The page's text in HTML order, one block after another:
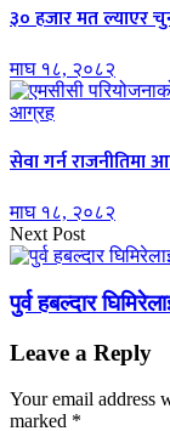
३० हजार मत ल्याएर
माघ १८, २०८२
सेवा गर्न राजनीतिमा
माघ १८, २०८२
Next Post
पुर्व हबल्दार
Leave a Reply
Your email address
marked *